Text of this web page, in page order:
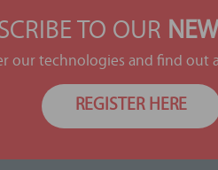
TO OUR
our technologies and find
REGISTER HERE